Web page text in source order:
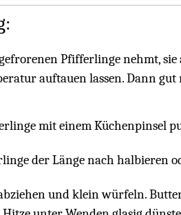
Pfifferlinge nehmt, sie
auftauen lassen. Dann
mit einem Küchenpinsel
der Länge nach halbieren
und klein würfeln.